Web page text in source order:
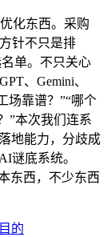
化东西。采购
针不只是排
单。不只关心
、Gemini、
场靠谱？”“哪个
”本次我们连系
地能力，分歧成
谜底系统。
东西，不少东西
的